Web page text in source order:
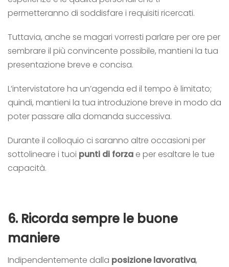
permetteranno di soddisfare i requisiti ricercati.
Tuttavia, anche se magari vorresti parlare per ore per
sembrare il più convincente possibile, mantieni la tua
presentazione breve e concisa.
L’intervistatore ha un’agenda ed il tempo è limitato;
quindi, mantieni la tua introduzione breve in modo da
poter passare alla domanda successiva.
Durante il colloquio ci saranno altre occasioni per
sottolineare i tuoi punti di forza e per esaltare le tue
capacità.
6. Ricorda sempre le buone
maniere
Indipendentemente dalla posizione lavorativa,